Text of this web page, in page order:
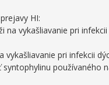
HI:
na vykašliavanie pri
vykašliavanie pri infekcii
používaného